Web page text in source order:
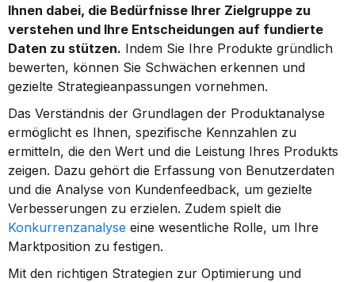
Ihnen dabei, die Bedürfnisse Ihrer Zielgruppe zu
verstehen und Ihre Entscheidungen auf fundierte
Daten zu stützen. Indem Sie Ihre Produkte gründlich
bewerten, können Sie Schwächen erkennen und
gezielte Strategieanpassungen vornehmen.
Das Verständnis der Grundlagen der Produktanalyse
ermöglicht es Ihnen, spezifische Kennzahlen zu
ermitteln, die den Wert und die Leistung Ihres Produkts
zeigen. Dazu gehört die Erfassung von Benutzerdaten
und die Analyse von Kundenfeedback, um gezielte
Konkurrenzanalyse eine wesentliche Rolle, um Ihre
Marktposition zu festigen.
Mit den richtigen Strategien zur Optimierung und